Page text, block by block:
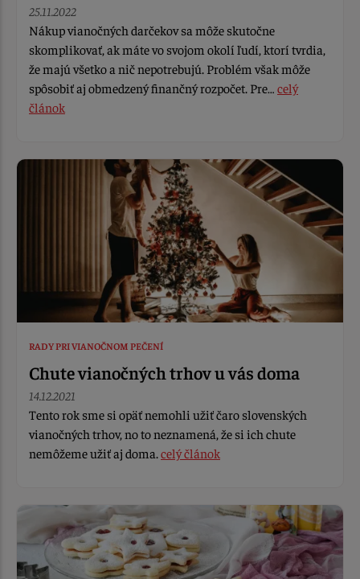
25.11.2022
Nákup vianočných darčekov sa môže skutočne
skomplikovať, ak máte vo svojom okolí ľudí, ktorí tvrdia,
že majú všetko a nič nepotrebujú. Problém však môže
spôsobiť aj obmedzený finančný rozpočet. Pre… celý
článok
RADY PRI VIANOČNOM PEČENÍ
Chute vianočných trhov u vás doma
14.12.2021
Tento rok sme si opäť nemohli užiť čaro slovenských
vianočných trhov, no to neznamená, že si ich chute
nemôžeme užiť aj doma.celý článok